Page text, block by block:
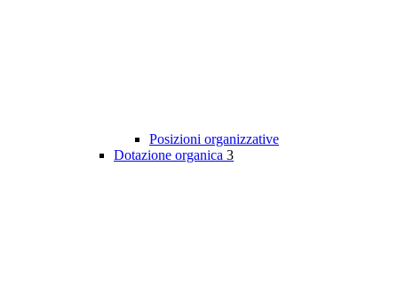
Posizioni organizzative
Dotazione organica 3